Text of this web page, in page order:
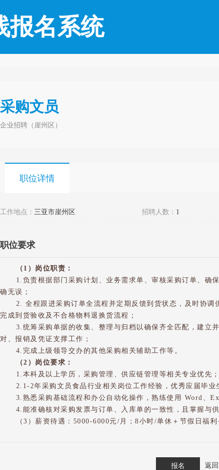
报名系统
采购文员
企业招聘（崖州区）
职位详情
工作地点： 三亚市崖州区 招聘人数： 1
职位要求
（1）岗位职责：
1.负责根据部门采购计划、业务需求单、审核采购订单、确
确无误；
2. 全程跟进采购订单全流程并定期反馈到货状态，及时协
完成到货验收及不合格物料退换货流程；
3.统筹采购单据的收集、整理与归档以确保齐全匹配，建立
对、报销及凭证支撑工作；
4.完成上级领导交办的其他采购相关辅助工作等。
（2）岗位要求：
1.本科及以上学历，采购管理、供应链管理等相关专业优先
2.1-2年采购文员食品行业相关岗位工作经验，优秀应届毕业
3.熟悉采购基础流程和办公自动化操作，熟练使用 Word、
4.能准确核对采购发票与订单、入库单的一致性，且掌握与
（3）薪资待遇：5000-6000元/月；8小时/单休＋节假日福
报名 返